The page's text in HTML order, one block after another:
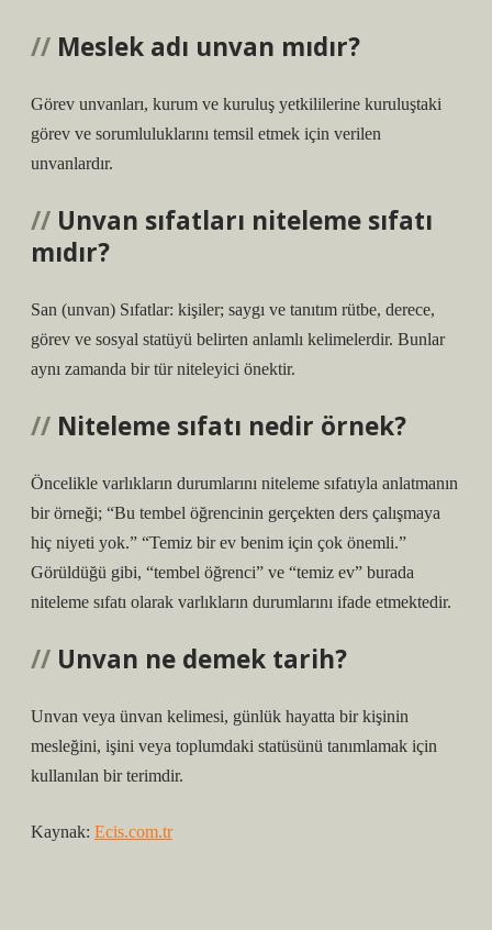
Meslek adı unvan mıdır?
Görev unvanları, kurum ve kuruluş yetkililerine kuruluştaki
görev ve sorumluluklarını temsil etmek için verilen
unvanlardır.
Unvan sıfatları niteleme sıfatı
mıdır?
San (unvan) Sıfatlar: kişiler; saygı ve tanıtım rütbe, derece,
görev ve sosyal statüyü belirten anlamlı kelimelerdir. Bunlar
aynı zamanda bir tür niteleyici önektir.
Niteleme sıfatı nedir örnek?
Öncelikle varlıkların durumlarını niteleme sıfatıyla anlatmanın
bir örneği; “Bu tembel öğrencinin gerçekten ders çalışmaya
hiç niyeti yok.” “Temiz bir ev benim için çok önemli.”
Görüldüğü gibi, “tembel öğrenci” ve “temiz ev” burada
niteleme sıfatı olarak varlıkların durumlarını ifade etmektedir.
Unvan ne demek tarih?
Unvan veya ünvan kelimesi, günlük hayatta bir kişinin
mesleğini, işini veya toplumdaki statüsünü tanımlamak için
kullanılan bir terimdir.
Kaynak: Ecis.com.tr